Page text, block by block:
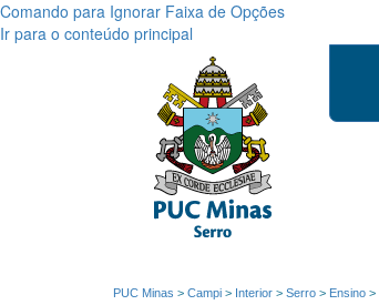
Comando para Ignorar Faixa de Opções
Ir para o conteúdo principal
PUC Minas > Campi > Interior > Serro > Ensino >